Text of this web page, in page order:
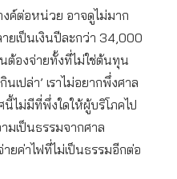
งค์ต่อหน่วย อาจดูไม่มาก
ยเป็นเงินปีละกว่า 34,000
ต้องจ่ายทั้งที่ไม่ใช่ต้นทุน
นเปล่า’ เราไม่อยากพึ่งศาล
นี้ไม่มีที่พึ่งใดให้ผู้บริโภคไป
มเป็นธรรมจากศาล
ยค่าไฟที่ไม่เป็นธรรมอีกต่อ